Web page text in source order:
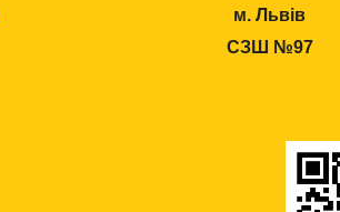
м. Львів
СЗШ №97